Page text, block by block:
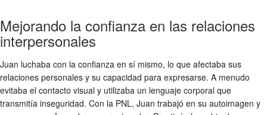
Mejorando la confianza en las relaciones
interpersonales
Juan luchaba con la confianza en sí mismo, lo que afectaba sus
relaciones personales y su capacidad para expresarse. A menudo
evitaba el contacto visual y utilizaba un lenguaje corporal que
transmitía inseguridad. Con la PNL, Juan trabajó en su autoimagen y